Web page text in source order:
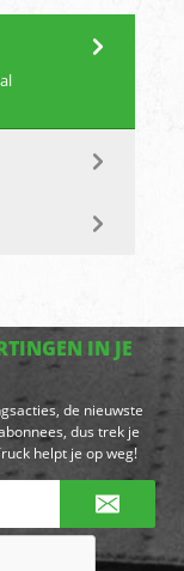
IN JE
de nieuwste
dus trek je
helpt je op weg!